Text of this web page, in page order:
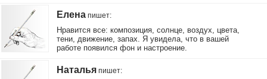
Елена пишет:
Нравится все: композиция, солнце, воздух, цвета,
тени, движение, запах. Я увидела, что в вашей
работе появился фон и настроение.
Наталья пишет: